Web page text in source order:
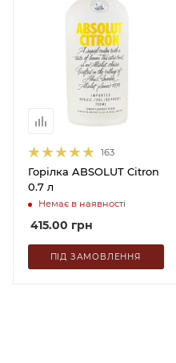
163
Горілка ABSOLUT Citron
0.7 л
Немає в наявності
415.00 грн
ПІД ЗАМОВЛЕННЯ